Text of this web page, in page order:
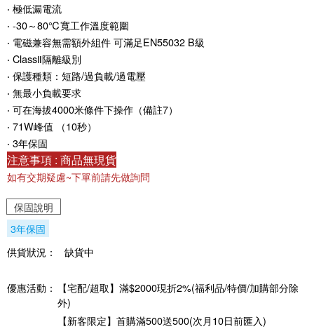
‧ 極低漏電流
‧ -30～80℃寬工作溫度範圍
‧ 電磁兼容無需額外組件 可滿足EN55032 B級
‧ ClassⅡ隔離級別
‧ 保護種類：短路/過負載/過電壓
‧ 無最小負載要求
‧ 可在海拔4000米條件下操作（備註7）
‧ 71W峰值 （10秒）
‧ 3年保固
注意事項 : 商品無現貨
如有交期疑慮~下單前請先做詢問
保固說明
3年保固
供貨狀況：
缺貨中
優惠活動：
【宅配/超取】滿$2000現折2%(福利品/特價/加購部分除
外)
【新客限定】首購滿500送500(次月10日前匯入)